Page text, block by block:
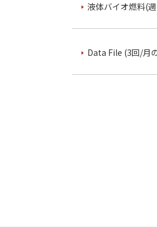
液体バイオ燃料(
Data File (3回/月